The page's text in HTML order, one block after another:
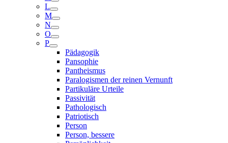
L
M
N
O
P
Pädagogik
Pansophie
Pantheismus
Paralogismen der reinen Vernunft
Partikuläre Urteile
Passivität
Pathologisch
Patriotisch
Person
Person, bessere